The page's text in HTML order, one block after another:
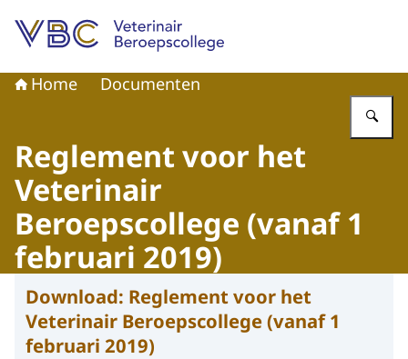
Home Documenten
Reglement voor het
Veterinair
Beroepscollege (vanaf 1
februari 2019)
Download: Reglement voor het
Veterinair Beroepscollege (vanaf 1
februari 2019)